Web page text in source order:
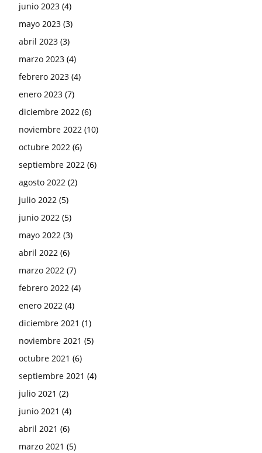
junio 2023 (4)
mayo 2023 (3)
abril 2023 (3)
marzo 2023 (4)
febrero 2023 (4)
enero 2023 (7)
diciembre 2022 (6)
noviembre 2022 (10)
octubre 2022 (6)
septiembre 2022 (6)
agosto 2022 (2)
julio 2022 (5)
junio 2022 (5)
mayo 2022 (3)
abril 2022 (6)
marzo 2022 (7)
febrero 2022 (4)
enero 2022 (4)
diciembre 2021 (1)
noviembre 2021 (5)
octubre 2021 (6)
septiembre 2021 (4)
julio 2021 (2)
junio 2021 (4)
abril 2021 (6)
marzo 2021 (5)